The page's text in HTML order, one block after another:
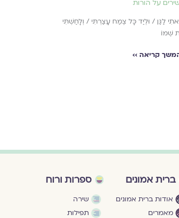
על הורות
לַגַּן / וּלְיַד כָּל צֶמַח עָצַרְתִּי / וְלָחַשְׁתִּי
שְׁמוֹ
קריאה ››
ברית אמונים
אודות ברית אמונים
מאמרים
ספרות ורוח
שירה
תפילות